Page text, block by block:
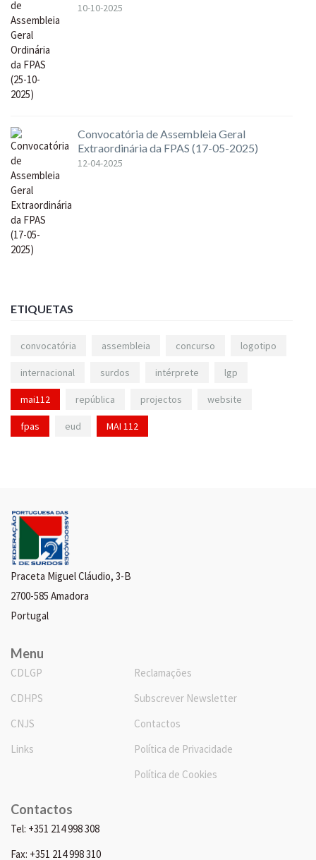
10-10-2025
Convocatória de Assembleia Geral
Extraordinária da FPAS (17-05-2025)
12-04-2025
ETIQUETAS
convocatória assembleia concurso logotipo
internacional surdos intérprete lgp
mai112 república projectos website
fpas eud MAI 112
Praceta Miguel Cláudio, 3-B
2700-585 Amadora
Portugal
Menu
CDLGP
CDHPS
CNJS
Links
Reclamações
Subscrever Newsletter
Contactos
Política de Privacidade
Política de Cookies
Contactos
Tel: +351 214 998 308
Fax: +351 214 998 310